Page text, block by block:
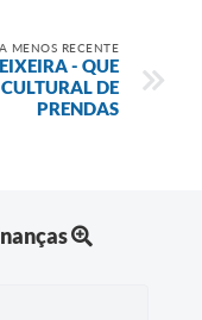
MENOS RECENTE
- QUE
DE
PRENDAS